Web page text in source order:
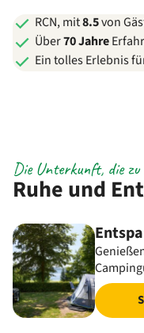
RCN, mit8.5von
Über70 Jahre
Ein tolles Erlebnis
Ruhe und
Die Unterkunft, die